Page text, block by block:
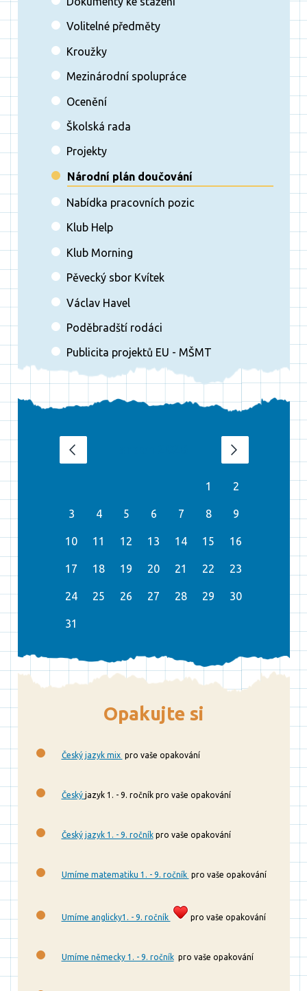
Volitelné předměty
Kroužky
Mezinárodní spolupráce
Ocenění
Školská rada
Projekty
Národní plán doučování
Nabídka pracovních pozic
Klub Help
Klub Morning
Pěvecký sbor Kvítek
Václav Havel
Poděbradští rodáci
Publicita projektů EU - MŠMT
1 2
3 4 5 6 7 8 9
10 11 12 13 14 15 16
17 18 19 20 21 22 23
24 25 26 27 28 29 30
31
Opakujte si
Český jazyk mix pro vaše opakování
Český jazyk 1. - 9. ročník pro vaše opakování
Český jazyk 1. - 9. ročníkpro vaše opakování
Umíme matematiku 1. - 9. ročník pro vaše opakování
Umíme anglicky1. - 9. ročník pro vaše opakování
Umíme německy 1. - 9. ročníkpro vaše opakování